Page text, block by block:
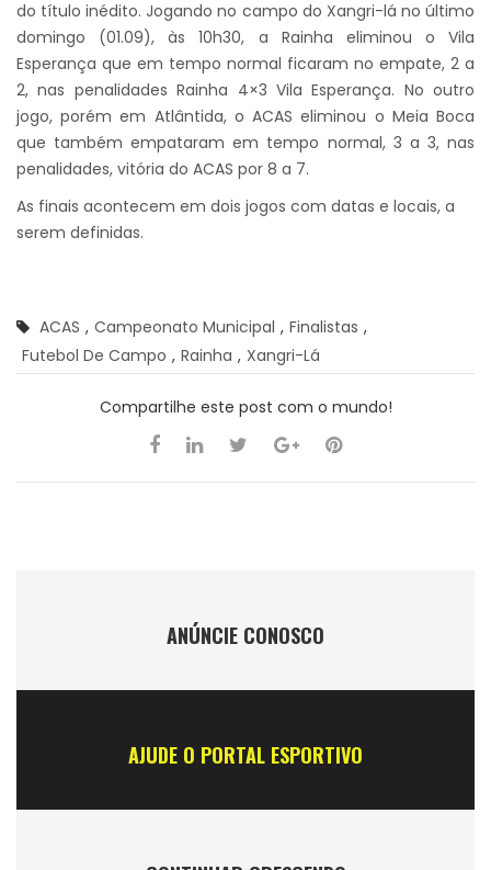
do título inédito. Jogando no campo do Xangri-lá no último
domingo (01.09), às 10h30, a Rainha eliminou o Vila
Esperança que em tempo normal ficaram no empate, 2 a
2, nas penalidades Rainha 4×3 Vila Esperança. No outro
jogo, porém em Atlântida, o ACAS eliminou o Meia Boca
que também empataram em tempo normal, 3 a 3, nas
penalidades, vitória do ACAS por 8 a 7.
As finais acontecem em dois jogos com datas e locais, a
serem definidas.
ACAS , Campeonato Municipal , Finalistas ,
Futebol De Campo , Rainha , Xangri-Lá
Compartilhe este post com o mundo!
ANÚNCIE CONOSCO
AJUDE O PORTAL ESPORTIVO